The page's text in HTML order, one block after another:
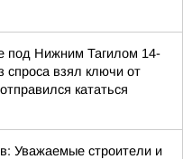
под Нижним Тагилом 14-
спроса взял ключи от
кататься
Уважаемые строители и